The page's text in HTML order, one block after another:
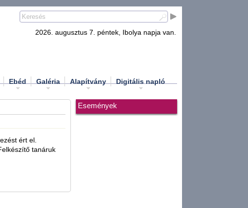
2026. augusztus 7. péntek, Ibolya napja van.
Ebéd Galéria Alapítvány Digitális napló
ért el.
tanáruk
Események